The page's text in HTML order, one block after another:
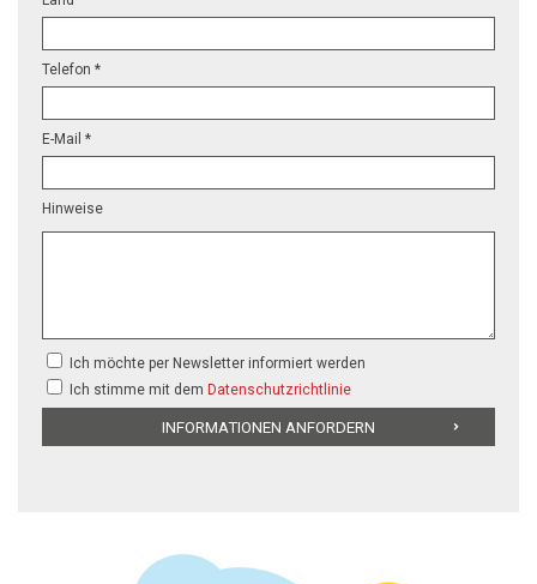
Telefon *
E-Mail *
Hinweise
Ich möchte per Newsletter informiert werden
Ich stimme mit dem Datenschutzrichtlinie